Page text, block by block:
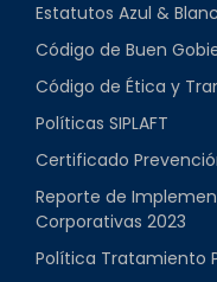
Estatutos Azul &
Código de Buen
Código de Ética y
Políticas SIPLAFT
Certificado
Reporte de
Corporativas 2023
Política Tratamiento